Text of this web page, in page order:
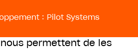
: Pilot Systems
permettent de les